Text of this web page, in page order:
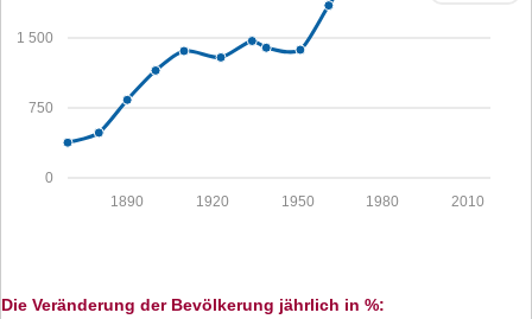
0
750
1 500
2010
1980
1950
1920
1890
Die Veränderung der Bevölkerung jährlich in %: